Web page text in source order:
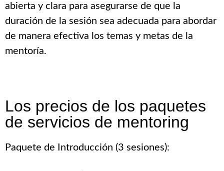
abierta y clara para asegurarse de que la
duración de la sesión sea adecuada para abordar
de manera efectiva los temas y metas de la
mentoría.
Los precios de los paquetes
de servicios de mentoring
Paquete de Introducción (3 sesiones):